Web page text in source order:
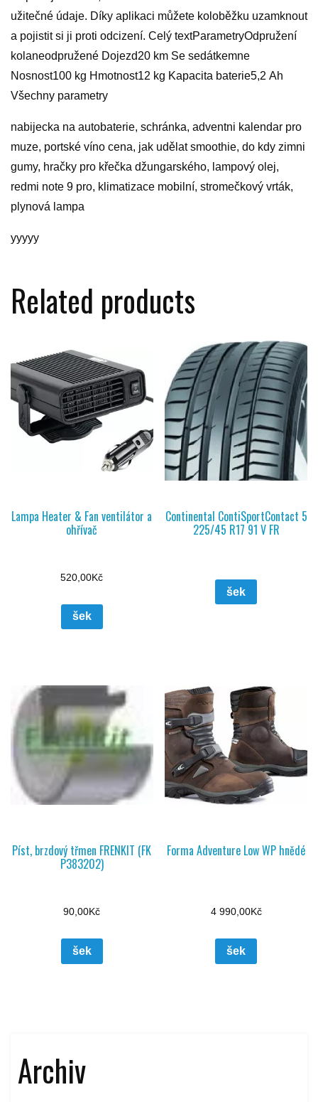
užitečné údaje. Díky aplikaci můžete koloběžku uzamknout
a pojistit si ji proti odcizení. Celý textParametryOdpružení
kolaneodpružené Dojezd20 km Se sedátkemne
Nosnost100 kg Hmotnost12 kg Kapacita baterie5,2 Ah
Všechny parametry
nabijecka na autobaterie, schránka, adventni kalendar pro
muze, portské víno cena, jak udělat smoothie, do kdy zimni
gumy, hračky pro křečka džungarského, lampový olej,
redmi note 9 pro, klimatizace mobilní, stromečkový vrták,
plynová lampa
yyyyy
Related products
Lampa Heater & Fan ventilátor a
ohřívač
520,00Kč
šek
Continental ContiSportContact 5
225/45 R17 91 V FR
šek
Píst, brzdový třmen FRENKIT (FK
P383202)
90,00Kč
šek
Forma Adventure Low WP hnědé
4 990,00Kč
šek
Archiv